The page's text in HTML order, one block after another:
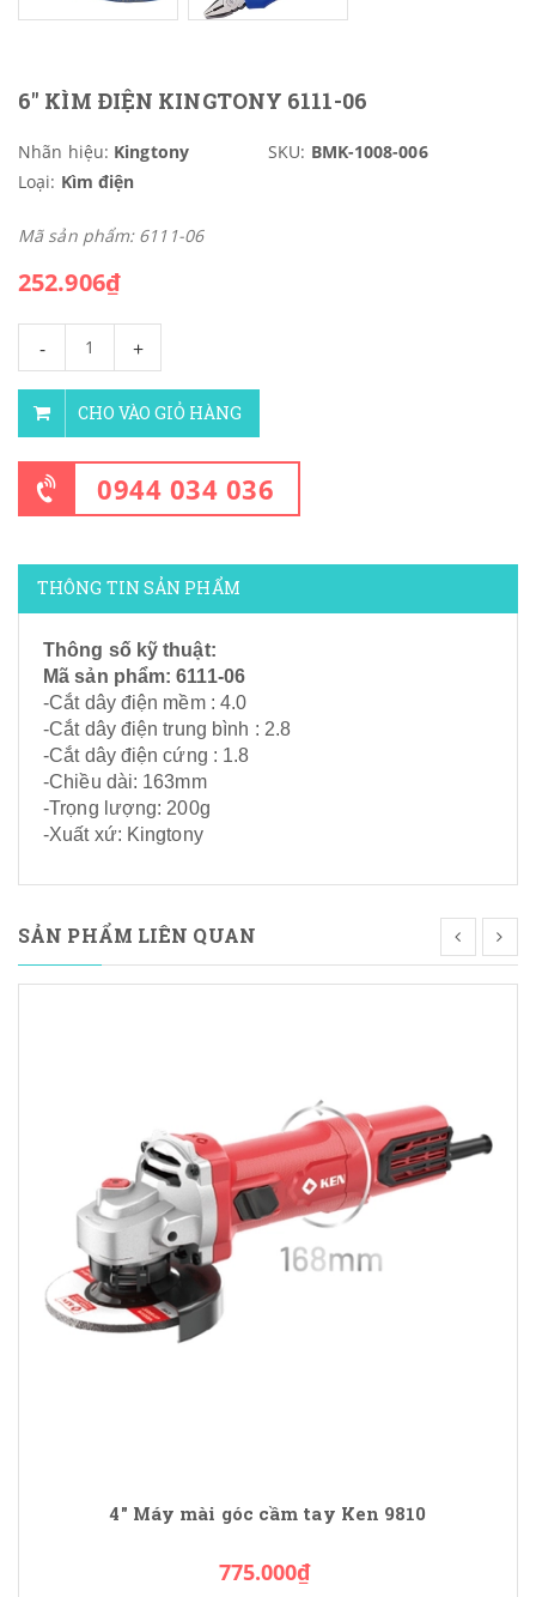
6" KÌM ĐIỆN KINGTONY 6111-06
Nhãn hiệu: Kingtony SKU: BMK-1008-006
Loại: Kìm điện
Mã sản phẩm: 6111-06
252.906₫
- +
CHO VÀO GIỎ HÀNG
0944 034 036
THÔNG TIN SẢN PHẨM
Thông số kỹ thuật:
Mã sản phẩm: 6111-06
-Cắt dây điện mềm : 4.0
-Cắt dây điện trung bình : 2.8
-Cắt dây điện cứng : 1.8
-Chiều dài: 163mm
-Trọng lượng: 200g
-Xuất xứ: Kingtony
SẢN PHẨM LIÊN QUAN
4" Máy mài góc cầm tay Ken 9810
775.000₫